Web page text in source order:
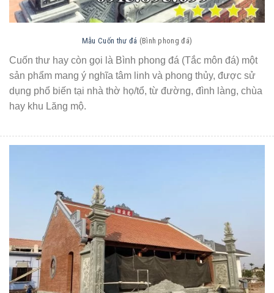
Mẫu Cuốn thư đá (Bình phong đá)
Cuốn thư hay còn gọi là Bình phong đá (Tắc môn đá) một
sản phẩm mang ý nghĩa tâm linh và phong thủy, được sử
dụng phổ biến tại nhà thờ họ/tổ, từ đường, đình làng, chùa
hay khu Lăng mộ.